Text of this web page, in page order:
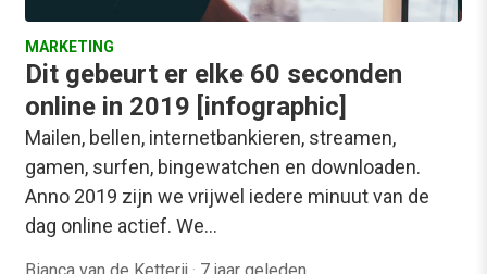
MARKETING
Dit gebeurt er elke 60 seconden
online in 2019 [infographic]
Mailen, bellen, internetbankieren, streamen,
gamen, surfen, bingewatchen en downloaden.
Anno 2019 zijn we vrijwel iedere minuut van de
dag online actief. We…